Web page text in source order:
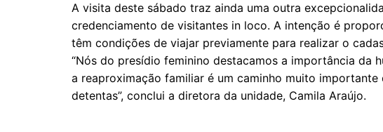
A visita deste sábado traz ainda uma outra
credenciamento de visitantes in loco. A intenção é
têm condições de viajar previamente para realizar o
“Nós do presídio feminino destacamos a importância da
a reaproximação familiar é um caminho muito
detentas”, conclui a diretora da unidade, Camila Araújo.